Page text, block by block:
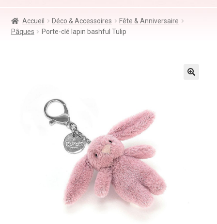
Jeux & Jouets
Accueil Déco & Accessoires
Fête & Anniversaire
Pâques
Porte-clé lapin bashful Tulip